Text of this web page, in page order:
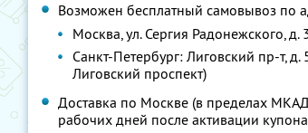
Возможен бесплатный самовывоз по
Москва, ул. Сергия Радонежского,
Санкт-Петербург: Лиговский пр-т,
Лиговский проспект)
Доставка по Москве (в пределах
рабочих дней после активации